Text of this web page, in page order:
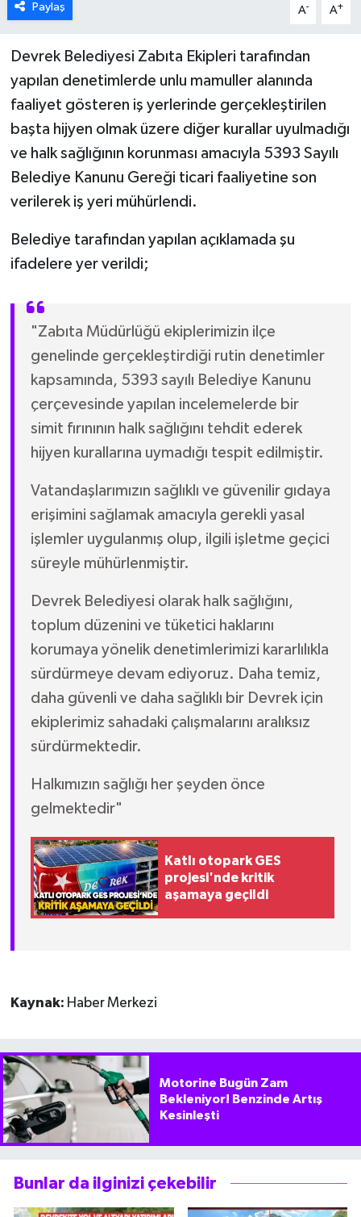
Paylaş A- A+
Devrek Belediyesi Zabıta Ekipleri tarafından
yapılan denetimlerde unlu mamuller alanında
faaliyet gösteren iş yerlerinde gerçekleştirilen
başta hijyen olmak üzere diğer kurallar uyulmadığı
ve halk sağlığının korunması amacıyla 5393 Sayılı
Belediye Kanunu Gereği ticari faaliyetine son
verilerek iş yeri mühürlendi.
Belediye tarafından yapılan açıklamada şu
ifadelere yer verildi;
"Zabıta Müdürlüğü ekiplerimizin ilçe
genelinde gerçekleştirdiği rutin denetimler
kapsamında, 5393 sayılı Belediye Kanunu
çerçevesinde yapılan incelemelerde bir
simit fırınının halk sağlığını tehdit ederek
hijyen kurallarına uymadığı tespit edilmiştir.
Vatandaşlarımızın sağlıklı ve güvenilir gıdaya
erişimini sağlamak amacıyla gerekli yasal
işlemler uygulanmış olup, ilgili işletme geçici
süreyle mühürlenmiştir.
Devrek Belediyesi olarak halk sağlığını,
toplum düzenini ve tüketici haklarını
korumaya yönelik denetimlerimizi kararlılıkla
sürdürmeye devam ediyoruz. Daha temiz,
daha güvenli ve daha sağlıklı bir Devrek için
ekiplerimiz sahadaki çalışmalarını aralıksız
sürdürmektedir.
Halkımızın sağlığı her şeyden önce
gelmektedir"
Katlı otopark GES
projesi'nde kritik
aşamaya geçildi
Kaynak: Haber Merkezi
Motorine Bugün Zam
Bekleniyor! Benzinde Artış
Kesinleşti
Bunlar da ilginizi çekebilir